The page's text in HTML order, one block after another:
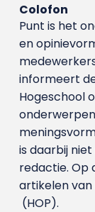
Colofon
Punt is het
en
informeert
Hogeschool
is daarbij
redactie. Op
artikelen
(HOP).